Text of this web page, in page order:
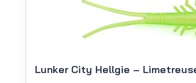
Lunker City Hellgie –